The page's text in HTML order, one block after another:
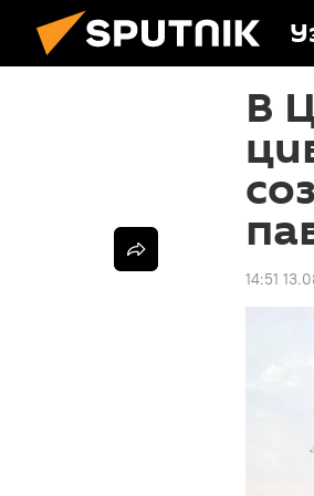
В
14:51